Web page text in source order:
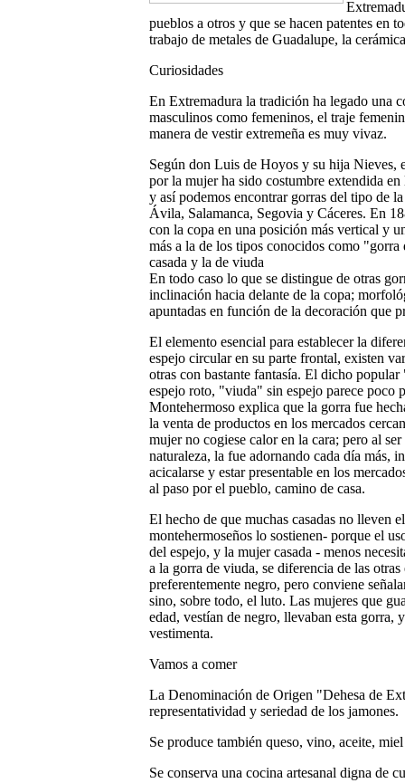
pueblos a otros y que se hacen patentes en
trabajo de metales de Guadalupe, la
Curiosidades
En Extremadura la tradición ha legado una
masculinos como femeninos, el traje
manera de vestir extremeña es muy vivaz.
Según don Luis de Hoyos y su hija Nieves,
por la mujer ha sido costumbre extendida
y así podemos encontrar gorras del tipo de
Ávila, Salamanca, Segovia y Cáceres. En
con la copa en una posición más vertical y
más a la de los tipos conocidos como
casada y la de viuda
En todo caso lo que se distingue de otras
inclinación hacia delante de la copa;
apuntadas en función de la decoración que
El elemento esencial para establecer la
espejo circular en su parte frontal, existen
otras con bastante fantasía. El dicho
espejo roto, "viuda" sin espejo parece poco
Montehermoso explica que la gorra fue
la venta de productos en los mercados
mujer no cogiese calor en la cara; pero al
naturaleza, la fue adornando cada día más,
acicalarse y estar presentable en los
al paso por el pueblo, camino de casa.
El hecho de que muchas casadas no lleven
montehermoseños lo sostienen- porque el
del espejo, y la mujer casada - menos
a la gorra de viuda, se diferencia de las
preferentemente negro, pero conviene
sino, sobre todo, el luto. Las mujeres que
edad, vestían de negro, llevaban esta gorra,
vestimenta.
Vamos a comer
La Denominación de Origen "Dehesa de
representatividad y seriedad de los jamones.
Se produce también queso, vino, aceite,
Se conserva una cocina artesanal digna de